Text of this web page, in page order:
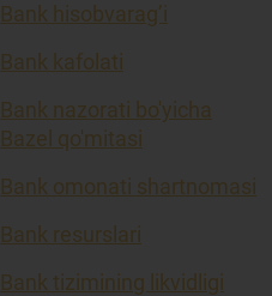
Bank hisobvarag’i
Bank kafolati
Bank nazorati bo'yicha
Bazel qo'mitasi
Bank omonati shartnomasi
Bank resurslari
Bank tizimining likvidligi